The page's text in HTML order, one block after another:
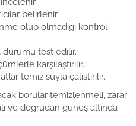
belirlenir.
olup olmadığı kontrol
durumu test edilir.
karşılaştırılır.
temiz suyla çalıştırılır.
borular temizlenmeli, zarar
ve doğrudan güneş altında